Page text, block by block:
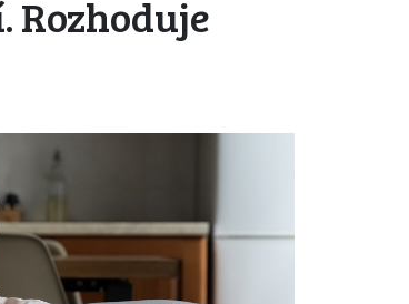
Rozhoduje